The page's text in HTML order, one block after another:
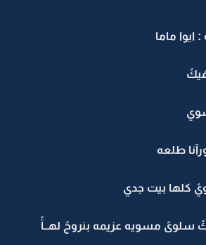
ماما
شوي
طلعه
كلها بيت جدي
سلوىً مسويه عزيمه بنروحً لهــآً